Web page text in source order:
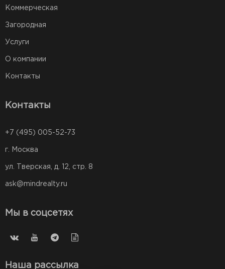
Коммерческая
Загородная
Услуги
О компании
Контакты
Контакты
+7 (495) 005-52-73
г. Москва
ул. Тверская, д. 12, стр. 8
ask@mindrealty.ru
Мы в соцсетях
Наша рассылка